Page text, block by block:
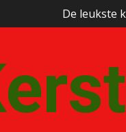
De leukste